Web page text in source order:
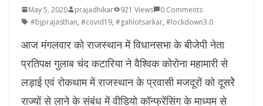
May 5, 2020 prajadhikar 921 Views
0 Comments
#bjprajasthan, #covid19, #gahlotsarkar, #lockdown3.0
आज मंगलवार को राजस्थान में विधानसभा के बीजेपी नेता
प्रतिपक्ष गुलाब चंद कटारिया ने वैश्विक कोरोना महामारी से
लड़ाई एवं रोकथाम में राजस्थान के प्रवासी मजदूरों को दूसरेेे
राज्यों से लाने के संबंध में वीडियो कॉन्फ्रेंसिंग के माध्यम से